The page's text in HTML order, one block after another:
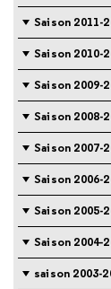
Saison 2011-
Saison 2010-
Saison 2009-
Saison 2008-
Saison 2007-
Saison 2006-
Saison 2005-
Saison 2004-
saison 2003-